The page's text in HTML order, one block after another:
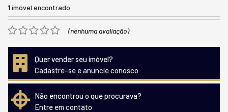
1imóvel encontrado
(nenhuma avaliação)
Quer vender seu imóvel?
Cadastre-se e anuncie conosco
Não encontrou o que procurava?
Entre em contato